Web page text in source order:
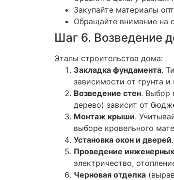
Закупайте материалы
Обращайте внимание на
Шаг 6. Возведение
Этапы строительства дома:
Закладка фундамента.
зависимости от грунта
Возведение стен. Выбор
дерево) зависит от
Монтаж крыши.
выборе кровельного
Установка окон и дверей.
Проведение
электричество,
Черновая отделка